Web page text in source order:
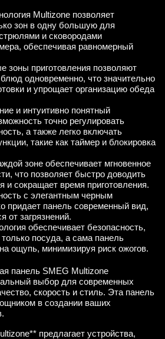
Multizone позволяет
зон в одну большую для
и сковородами
обеспечивая равномерный
зоны приготовления позволяют
блюд одновременно, что значительно
и упрощает организацию обеда
и интуитивно понятный
точно регулировать
а также легко включать
такие как таймер и блокировка
зоне обеспечивает мгновенное
что позволяет быстро доводить
и сокращает время приготовления.
с элегантным черным
придает панель современный вид,
от загрязнений.
обеспечивает безопасность,
только посуда, а сама панель
ощупь, минимизируя риск ожогов.
панель SMEG Multizone
выбор для современных
скорость и стиль. Эта панель
в создании ваших
предлагает устройства,